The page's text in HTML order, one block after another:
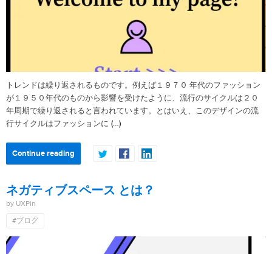
トレンドは繰り返されるものです。例えば１９７０ 年代のファッション
が１９５０年代のものから影響を受けたように、流行のサイクルは２０
年周期で繰り返されると言われています。とはいえ、このデザインの流
行サイクルはファッションに (…)
Continue reading
ネガティブスペース とは？
by UXPin
#ブログ